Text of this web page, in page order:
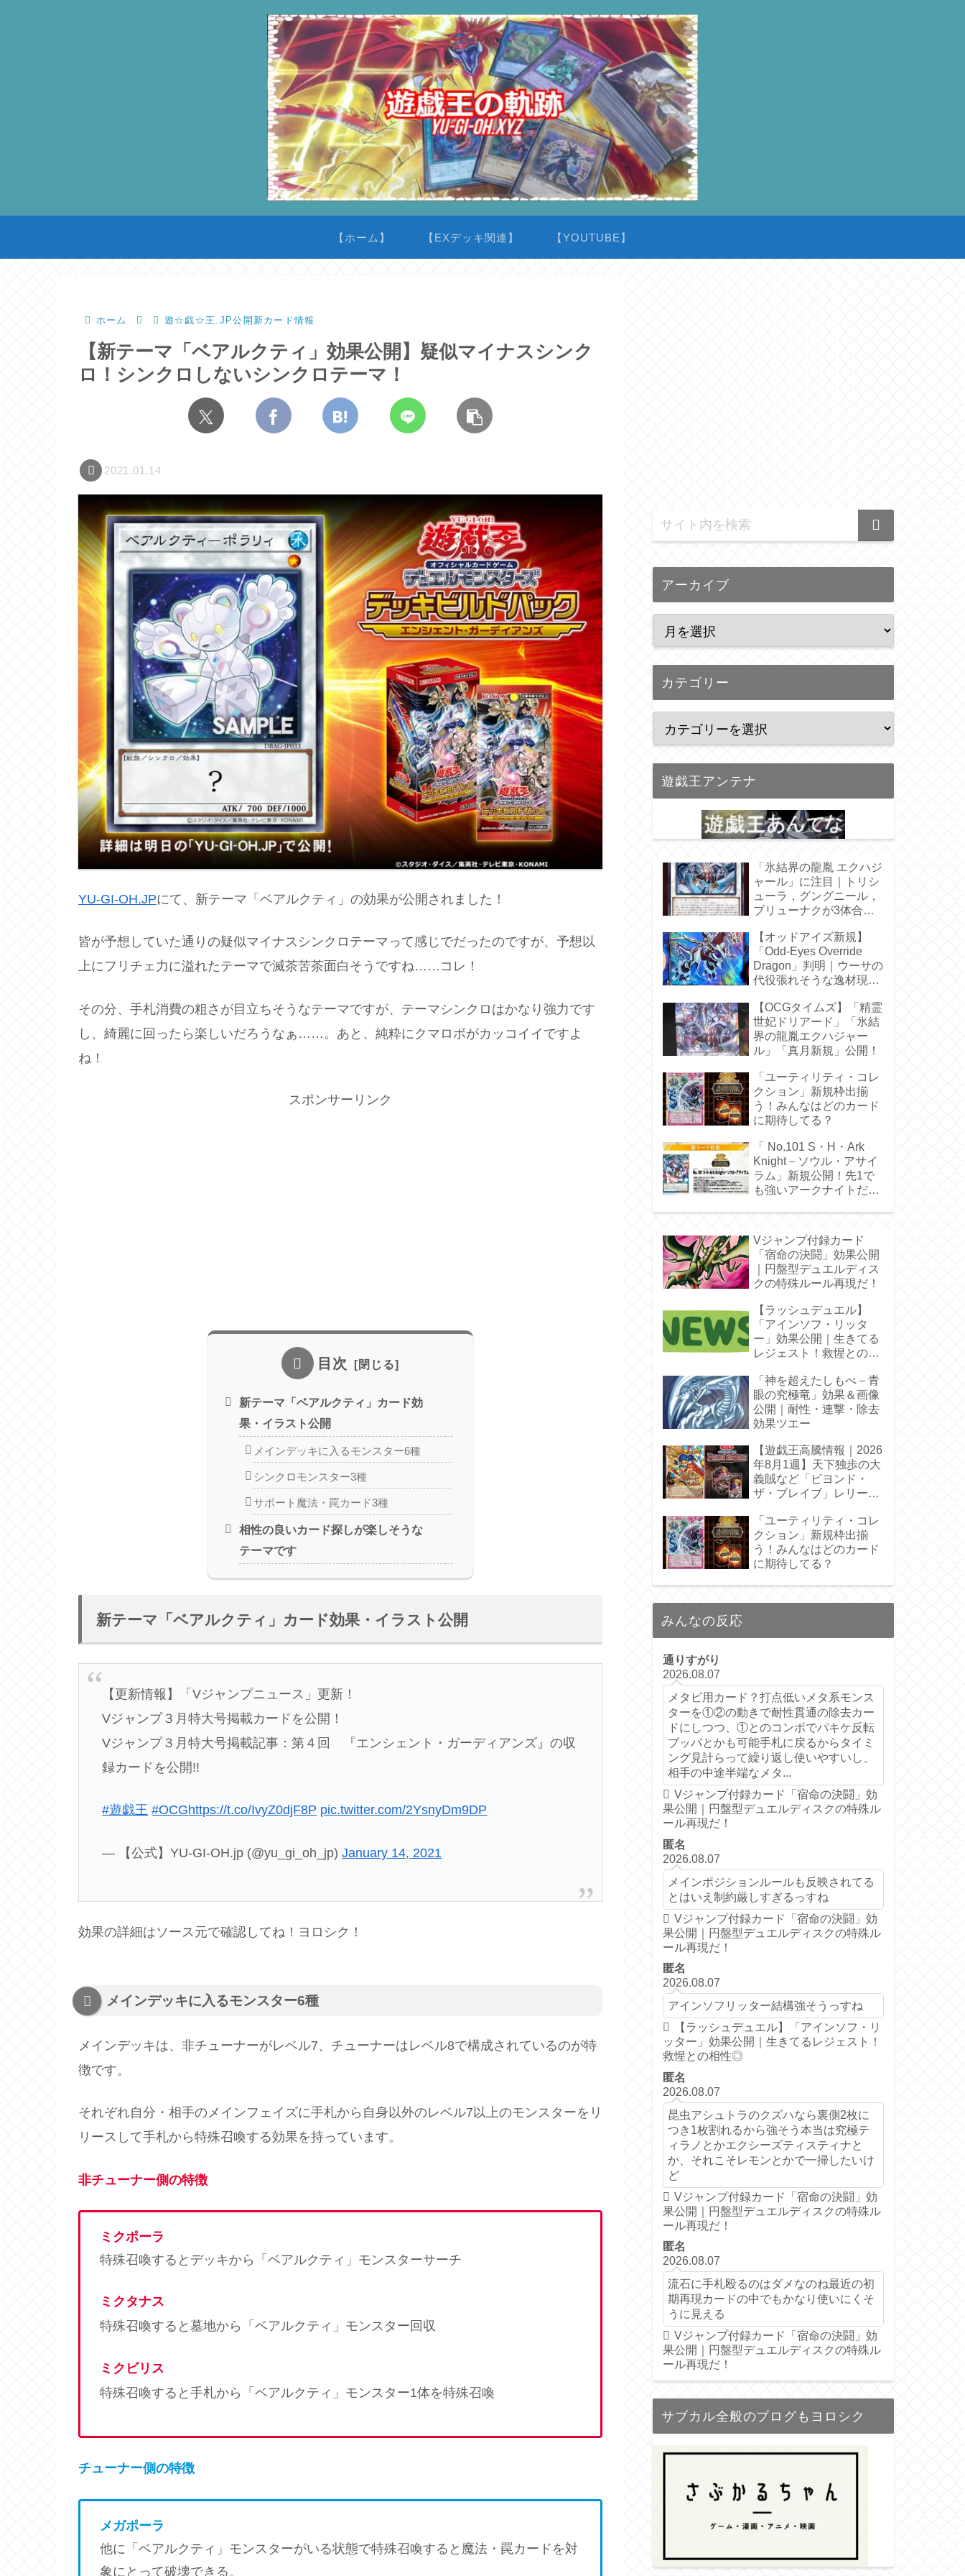
【ホーム】 【EXデッキ関連】 【YOUTUBE】
ホーム 遊☆戯☆王.JP公開新カード情報
【新テーマ「ベアルクティ」効果公開】疑似マイナスシンク
ロ！シンクロしないシンクロテーマ！
2021.01.14
YU-GI-OH.JPにて、新テーマ「ベアルクティ」の効果が公開されました！
皆が予想していた通りの疑似マイナスシンクロテーマって感じでだったのですが、予想以
上にフリチェ力に溢れたテーマで滅茶苦茶面白そうですね……コレ！
その分、手札消費の粗さが目立ちそうなテーマですが、テーマシンクロはかなり強力です
し、綺麗に回ったら楽しいだろうなぁ……。あと、純粋にクマロボがカッコイイですよ
ね！
スポンサーリンク
目次
新テーマ「ベアルクティ」カード効
果・イラスト公開
メインデッキに入るモンスター6種
シンクロモンスター3種
サポート魔法・罠カード3種
相性の良いカード探しが楽しそうな
テーマです
新テーマ「ベアルクティ」カード効果・イラスト公開
【更新情報】「Vジャンプニュース」更新！
Vジャンプ３月特大号掲載カードを公開！
Vジャンプ３月特大号掲載記事：第４回 『エンシェント・ガーディアンズ』の収
録カードを公開!!
#遊戯王 #OCGhttps://t.co/IvyZ0djF8P pic.twitter.com/2YsnyDm9DP
— 【公式】YU-GI-OH.jp (@yu_gi_oh_jp)January 14, 2021
効果の詳細はソース元で確認してね！ヨロシク！
メインデッキに入るモンスター6種
メインデッキは、非チューナーがレベル7、チューナーはレベル8で構成されているのが特
徴です。
それぞれ自分・相手のメインフェイズに手札から自身以外のレベル7以上のモンスターをリ
リースして手札から特殊召喚する効果を持っています。
非チューナー側の特徴
ミクポーラ
特殊召喚するとデッキから「ベアルクティ」モンスターサーチ
ミクタナス
特殊召喚すると墓地から「ベアルクティ」モンスター回収
ミクビリス
特殊召喚すると手札から「ベアルクティ」モンスター1体を特殊召喚
チューナー側の特徴
メガポーラ
他に「ベアルクティ」モンスターがいる状態で特殊召喚すると魔法・罠カードを対
象にとって破壊できる。
アーカイブ
カテゴリー
遊戯王アンテナ
「氷結界の龍胤 エクハジ
ャール」に注目｜トリシ
ューラ，グングニール，
ブリューナクが3体合
【オッドアイズ新規】
「Odd-Eyes Override
Dragon」判明｜ウーサの
代役張れそうな逸材現
【OCGタイムズ】「精霊
世妃ドリアード」「氷結
界の龍胤エクハジャー
ル」「真月新規」公開！
「ユーティリティ・コレ
クション」新規枠出揃
う！みんなはどのカード
に期待してる？
「 No.101 S・H・Ark
Knight－ソウル・アサイ
ラム」新規公開！先1で
も強いアークナイトだ
Vジャンプ付録カード
「宿命の決闘」効果公開
｜円盤型デュエルディス
クの特殊ルール再現だ！
【ラッシュデュエル】
「アインソフ・リッタ
ー」効果公開｜生きてる
レジェスト！救惺との相
「神を超えたしもべ－青
眼の究極竜」効果＆画像
公開｜耐性・連撃・除去
効果ツエー
【遊戯王高騰情報｜2026
年8月1週】天下独歩の大
義賊など「ビヨンド・
ザ・ブレイブ」レリーフ
「ユーティリティ・コレ
クション」新規枠出揃
う！みんなはどのカード
に期待してる？
みんなの反応
通りすがり
2026.08.07
メタビ用カード？打点低いメタ系モンス
ターを①②の動きで耐性貫通の除去カー
ドにしつつ、①とのコンボでパキケ反転
ブッパとかも可能手札に戻るからタイミ
ング見計らって繰り返し使いやすいし、
相手の中途半端なメタ...
Vジャンプ付録カード「宿命の決闘」効
果公開｜円盤型デュエルディスクの特殊ル
ール再現だ！
匿名
2026.08.07
メインポジションルールも反映されてる
とはいえ制約厳しすぎるっすね
Vジャンプ付録カード「宿命の決闘」効
果公開｜円盤型デュエルディスクの特殊ル
ール再現だ！
匿名
2026.08.07
アインソフリッター結構強そうっすね
【ラッシュデュエル】「アインソフ・リ
ッター」効果公開｜生きてるレジェスト！
救惺との相性◎
匿名
2026.08.07
昆虫アシュトラのクズハなら裏側2枚に
つき1枚割れるから強そう本当は究極テ
ィラノとかエクシーズティスティナと
か、それこそレモンとかで一掃したいけ
ど
Vジャンプ付録カード「宿命の決闘」効
果公開｜円盤型デュエルディスクの特殊ル
ール再現だ！
匿名
2026.08.07
流石に手札殴るのはダメなのね最近の初
期再現カードの中でもかなり使いにくそ
うに見える
Vジャンプ付録カード「宿命の決闘」効
果公開｜円盤型デュエルディスクの特殊ル
ール再現だ！
サブカル全般のブログもヨロシク